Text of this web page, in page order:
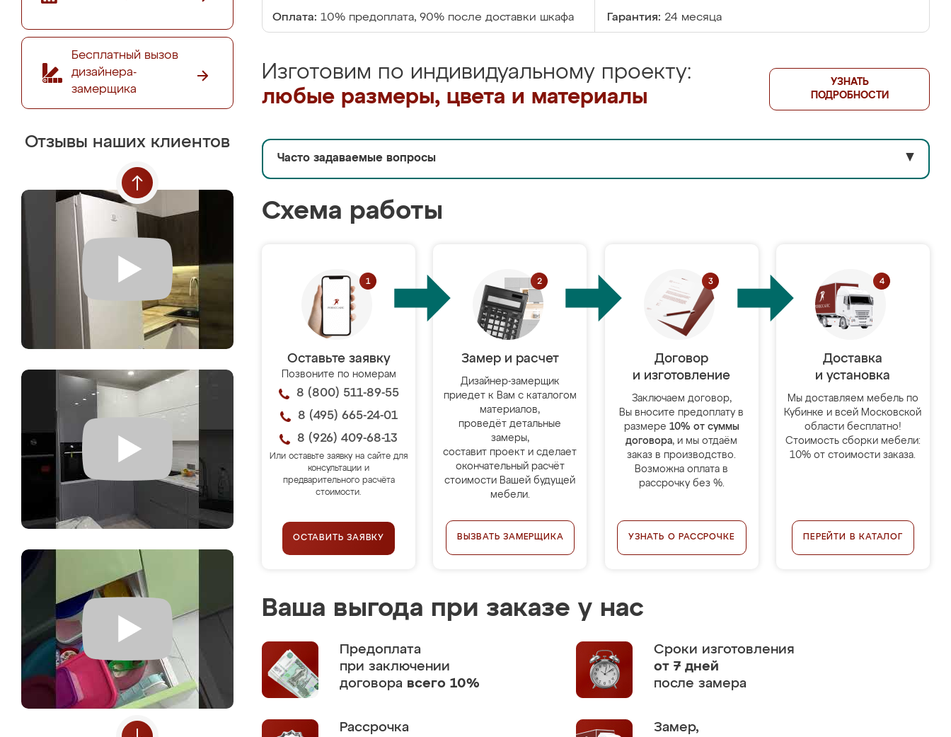
Бесплатный вызов
дизайнера-
замерщика
Отзывы наших клиентов
Оплата: 10% предоплата, 90% после доставки шкафа Гарантия: 24 месяца
Изготовим по индивидуальному проекту:
любые размеры, цвета и материалы
УЗНАТЬ
ПОДРОБНОСТИ
Часто задаваемые вопросы ▼
Схема работы
Оставьте заявку
Позвоните по номерам
8 (800) 511-89-55
8 (495) 665-24-01
8 (926) 409-68-13
Или оставьте заявку на сайте для
консультации и
предварительного расчёта
стоимости.
ОСТАВИТЬ ЗАЯВКУ
Замер и расчет
Дизайнер-замерщик
приедет к Вам с каталогом
материалов,
проведёт детальные
замеры,
составит проект и сделает
окончательный расчёт
стоимости Вашей будущей
мебели.
ВЫЗВАТЬ ЗАМЕРЩИКА
Договор
и изготовление
Заключаем договор,
Вы вносите предоплату в
размере 10% от суммы
договора, и мы отдаём
заказ в производство.
Возможна оплата в
рассрочку без %.
УЗНАТЬ О РАССРОЧКЕ
Доставка
и установка
Мы доставляем мебель по
Кубинке и всей Московской
области бесплатно!
Стоимость сборки мебели:
10% от стоимости заказа.
ПЕРЕЙТИ В КАТАЛОГ
Ваша выгода при заказе у нас
Предоплата
при заключении
договора всего 10%
Сроки изготовления
от 7 дней
после замера
Рассрочка
Замер,